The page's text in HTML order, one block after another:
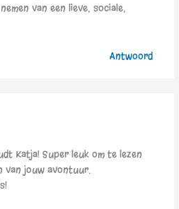
van een lieve, sociale,
Antwoord
Katja! Super leuk om te lezen
van jouw avontuur.